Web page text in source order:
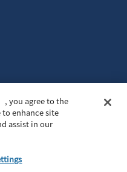
限公司。版權所有。
服務商標。
you agree to the
enhance site
assist in our